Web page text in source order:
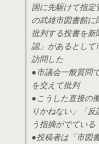
国に先駆けて指
の武雄市図書館
批判する投書を
認」があるとして
訪問した
●市議会一般質問
を交えて批判
●こうした直接の
りかねない」「
う指摘がでている
●投稿者は「市図